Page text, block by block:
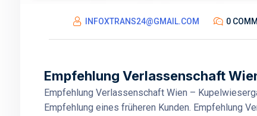
INFOXTRANS24@GMAIL.COM 0
Empfehlung Verlassenschaft
Empfehlung Verlassenschaft Wien –
Empfehlung eines früheren Kunden. Empfehlung